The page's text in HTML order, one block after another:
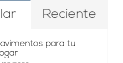
Reciente
para tu